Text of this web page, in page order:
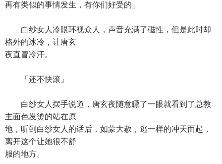
再有类似的事情发生，有你们好受的」
白纱女人冷眼环视众人，声音充满了磁性，但是此时却
格外的冰冷，让唐玄
夜直冒冷汗。
「还不快滚」
白纱女人摆手说道，唐玄夜随意瞟了一眼就看到了总教
主面色发烫的站在原
地，听到白纱女人的话后，如蒙大赦，逃一样的冲天而起，
离开这个让她很不舒
服的地方。